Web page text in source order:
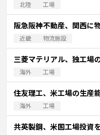
北陸 工場
阪急阪神不動産、関西に
近畿 物流施設
三菱マテリアル、独工場
海外 工場
住友理工、米工場の生産
海外 工場
共英製鋼、米国工場投資